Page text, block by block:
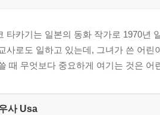
타카기는 일본의 동화 작가로 1970년
사로도 일하고 있는데, 그녀가 쓴 어
때 무엇보다 중요하게 여기는 것은
사 Usa